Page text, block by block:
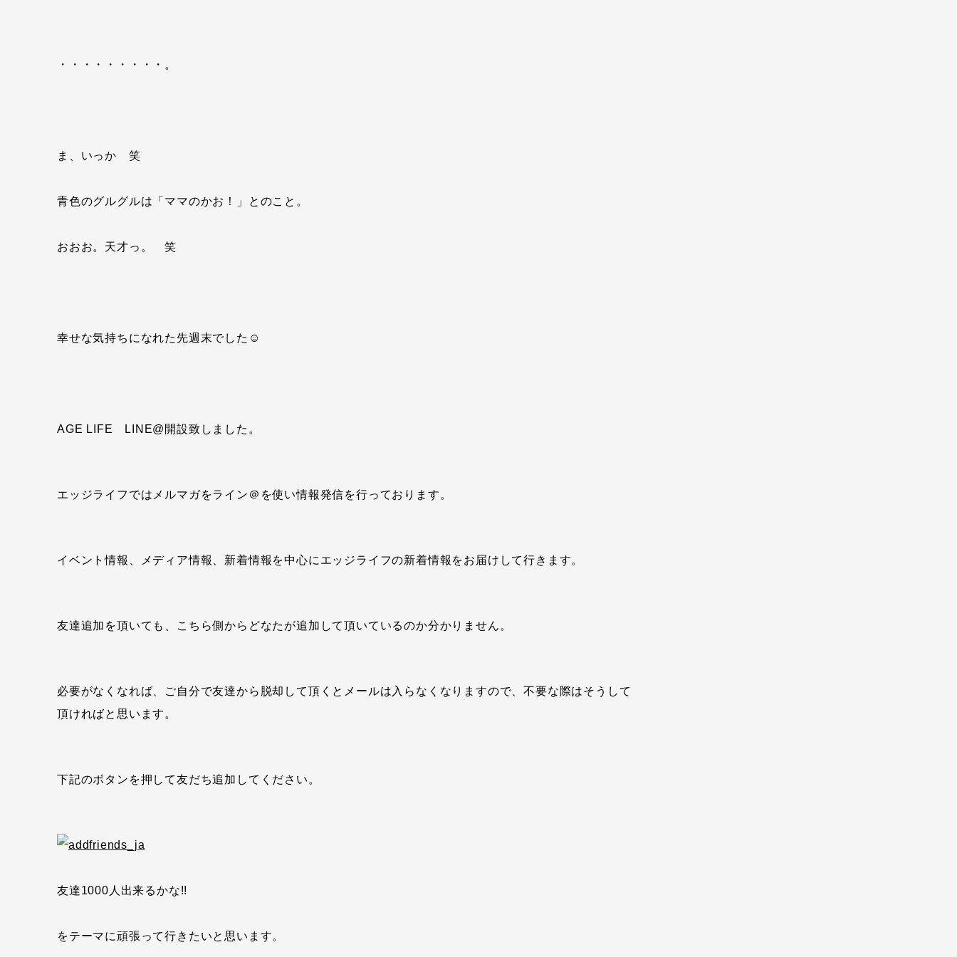
・・・・・・・・・。
ま、いっか 笑
青色のグルグルは「ママのかお！」とのこと。
おおお。天才っ。 笑
幸せな気持ちになれた先週末でした☺
AGE LIFE LINE@開設致しました。
エッジライフではメルマガをライン＠を使い情報発信を行っております。
イベント情報、メディア情報、新着情報を中心にエッジライフの新着情報をお届けして行きます。
友達追加を頂いても、こちら側からどなたが追加して頂いているのか分かりません。
必要がなくなれば、ご自分で友達から脱却して頂くとメールは入らなくなりますので、不要な際はそうして
頂ければと思います。
下記のボタンを押して友だち追加してください。
友達1000人出来るかな!!
をテーマに頑張って行きたいと思います。